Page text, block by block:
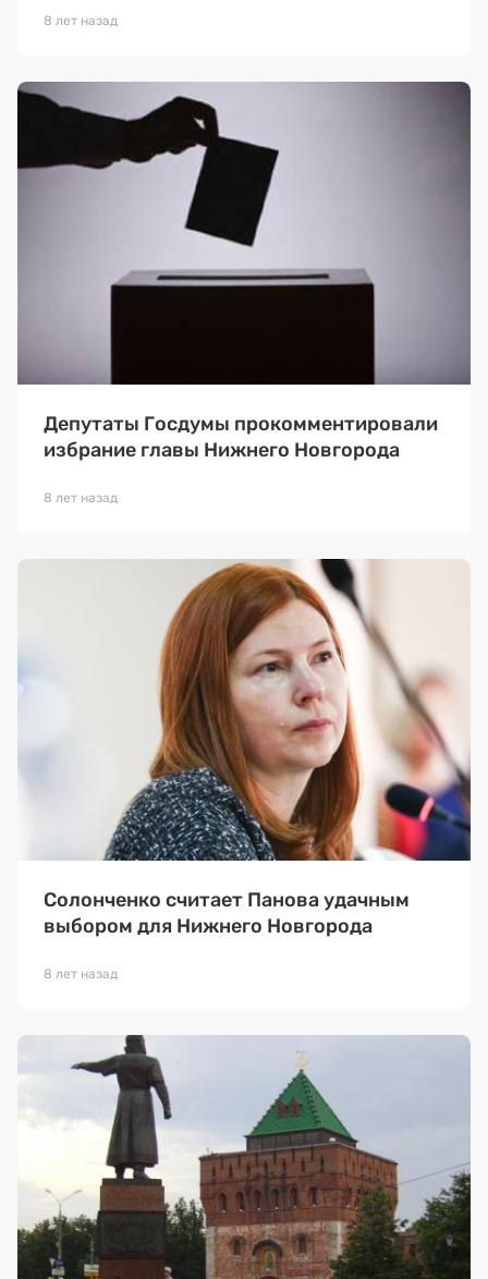
8 лет назад
Депутаты Госдумы прокомментировали
избрание главы Нижнего Новгорода
8 лет назад
Солонченко считает Панова удачным
выбором для Нижнего Новгорода
8 лет назад